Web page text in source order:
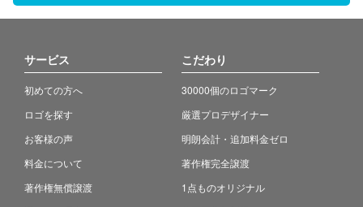
サービス
初めての方へ
ロゴを探す
お客様の声
料金について
著作権無償譲渡
こだわり
30000個のロゴマーク
厳選プロデザイナー
明朗会計・追加料金ゼロ
著作権完全譲渡
1点ものオリジナル